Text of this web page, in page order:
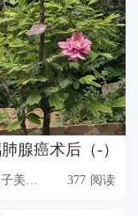
腺癌术后（-）
小胡子美女她妈 377 阅读